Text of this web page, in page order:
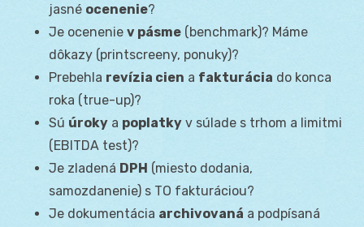
jasné ocenenie?
Je ocenenie v pásme (benchmark)? Máme
dôkazy (printscreeny, ponuky)?
Prebehla revízia cien a fakturácia do konca
roka (true-up)?
Sú úroky a poplatky v súlade s trhom a limitmi
(EBITDA test)?
Je zladená DPH (miesto dodania,
samozdanenie) s TO fakturáciou?
Je dokumentácia archivovaná a podpísaná